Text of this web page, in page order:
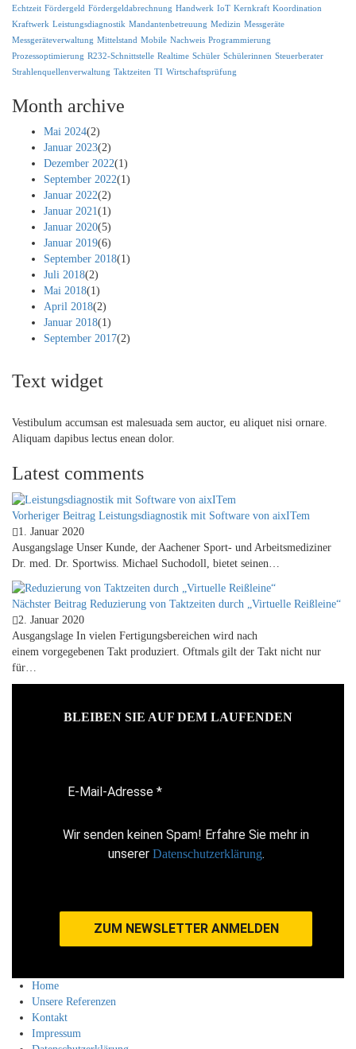
Echtzeit Fördergeld Fördergeldabrechnung Handwerk IoT Kernkraft Koordination
Kraftwerk Leistungsdiagnostik Mandantenbetreuung Medizin Messgeräte
Messgeräteverwaltung Mittelstand Mobile Nachweis Programmierung
Prozessoptimierung R232-Schnittstelle Realtime Schüler Schülerinnen Steuerberater
Strahlenquellenverwaltung Taktzeiten TI Wirtschaftsprüfung
Month archive
Mai 2024(2)
Januar 2023(2)
Dezember 2022(1)
September 2022(1)
Januar 2022(2)
Januar 2021(1)
Januar 2020(5)
Januar 2019(6)
September 2018(1)
Juli 2018(2)
Mai 2018(1)
April 2018(2)
Januar 2018(1)
September 2017(2)
Text widget
Vestibulum accumsan est malesuada sem auctor, eu aliquet nisi ornare.
Aliquam dapibus lectus enean dolor.
Latest comments
Vorheriger Beitrag Leistungsdiagnostik mit Software von aixITem
1. Januar 2020
Ausgangslage Unser Kunde, der Aachener Sport- und Arbeitsmediziner
Dr. med. Dr. Sportwiss. Michael Suchodoll, bietet seinen…
Nächster Beitrag Reduzierung von Taktzeiten durch „Virtuelle Reißleine“
2. Januar 2020
Ausgangslage In vielen Fertigungsbereichen wird nach
einem vorgegebenen Takt produziert. Oftmals gilt der Takt nicht nur
für…
BLEIBEN SIE AUF DEM LAUFENDEN
Wir senden keinen Spam! Erfahre Sie mehr in
unserer Datenschutzerklärung.
Home
Unsere Referenzen
Kontakt
Impressum